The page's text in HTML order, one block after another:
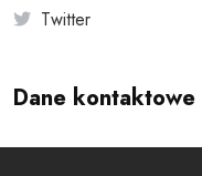
Twitter
Dane kontaktowe